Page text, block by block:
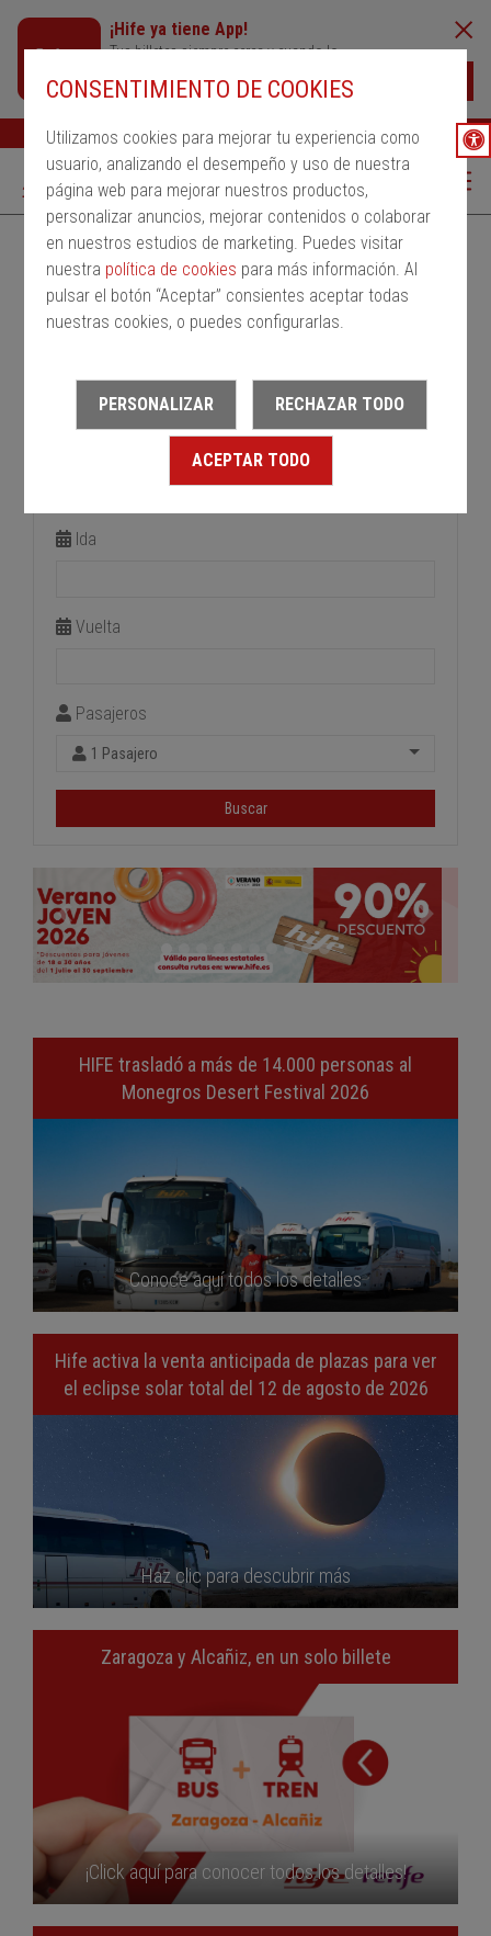
CONSENTIMIENTO DE COOKIES
Utilizamos cookies para mejorar tu experiencia como
usuario, analizando el desempeño y uso de nuestra
página web para mejorar nuestros productos,
personalizar anuncios, mejorar contenidos o colaborar
en nuestros estudios de marketing. Puedes visitar
nuestra política de cookies para más información. Al
pulsar el botón “Aceptar” consientes aceptar todas
nuestras cookies, o puedes configurarlas.
PERSONALIZAR RECHAZAR TODO
ACEPTAR TODO
¡Hife ya tiene App!
Tus billetes siempre cerca y cuando lo
Buscar Ayuda ESP
Desde
Estación de llegada
Ida
Vuelta
Pasajeros
1 Pasajero
Buscar
HIFE trasladó a más de 14.000 personas al
Monegros Desert Festival 2026
Conoce aquí todos los detalles
Hife activa la venta anticipada de plazas para ver
el eclipse solar total del 12 de agosto de 2026
Haz clic para descubrir más
Zaragoza y Alcañiz, en un solo billete
¡Click aquí para conocer todos los detalles!